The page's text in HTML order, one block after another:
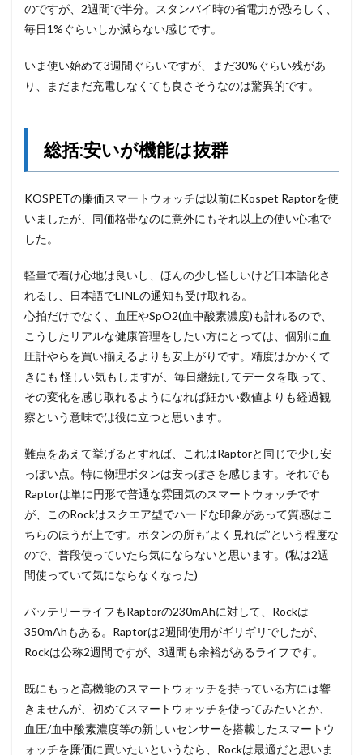
のですが、2週間で半分。スタンバイ時の省電力が恐ろしく、
毎日1%ぐらいしか減らない感じです。
いま使い始めて3週間ぐらいですが、まだ30%ぐらい残があ
り、まだまだ充電しなくても良さそうなのは驚異的です。
総括:安いが機能は抜群
KOSPETの廉価スマートウォッチは以前にKospet Raptorを使
いましたが、同価格帯なのに意外にもそれ以上の使い心地で
した。
軽量で着け心地は良いし、ほんの少し怪しいけど日本語化さ
れるし、日本語でLINEの通知も受け取れる。
心拍だけでなく、血圧やSpO2(血中酸素濃度)も計れるので、
こうしたリアルな健康管理をしたい方にとっては、個別に血
圧計やらを買い揃えるよりも安上がりです。精度はかかくて
きにも 怪しい気もしますが、毎日継続してデータを取って、
その変化を感じ取れるようになれば細かい数値よりも経過観
察という意味では役に立つと思います。
難点をあえて挙げるとすれば、これはRaptorと同じで少し安
っぽい点。特に物理ボタンは安っぽさを感じます。それでも
Raptorは単に円形で普通な雰囲気のスマートウォッチです
が、このRockはスクエア型でハードな印象があって質感はこ
ちらのほうが上です。ボタンの所も”よく見れば”という程度な
ので、普段使っていたら気にならないと思います。(私は2週
間使っていて気にならなくなった)
バッテリーライフもRaptorの230mAhに対して、Rockは
350mAhもある。Raptorは2週間使用がギリギリでしたが、
Rockは公称2週間ですが、3週間も余裕があるライフです。
既にもっと高機能のスマートウォッチを持っている方には響
きませんが、初めてスマートウォッチを使ってみたいとか、
血圧/血中酸素濃度等の新しいセンサーを搭載したスマートウ
ォッチを廉価に買いたいというなら、Rockは最適だと思いま